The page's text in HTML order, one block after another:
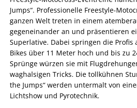
Jumps“. Professionelle Freestyle-
ganzen Welt treten in einem
gegeneinander an und präsentieren
Superlative. Dabei springen die Profis
Bikes über 11 Meter hoch und bis zu
Sprünge würzen sie mit
waghalsigen Tricks. Die tollkühnen
the Jumps“ werden untermalt von
Lichtshow und Pyrotechnik.